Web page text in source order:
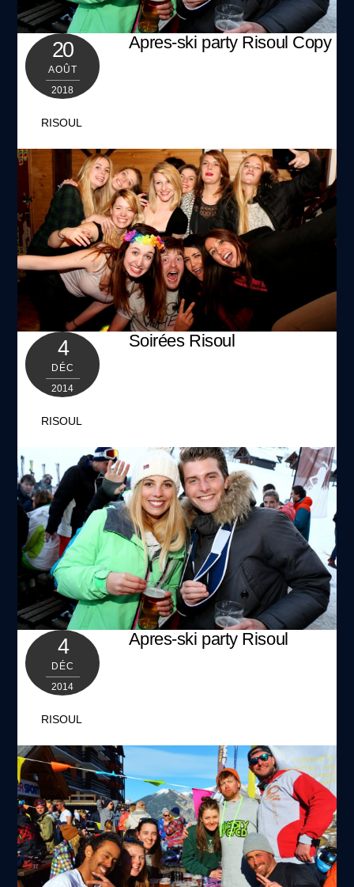
20
AOÛT
2018
RISOUL
Apres-ski party Risoul Copy
GALLERY
4
DÉC
2014
RISOUL
Soirées Risoul
GALLERY
4
DÉC
2014
RISOUL
Apres-ski party Risoul
GALLERY